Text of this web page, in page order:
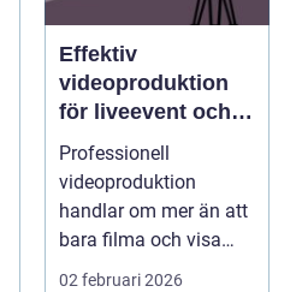
Effektiv
videoproduktion
för liveevent och
företag
Professionell
videoproduktion
handlar om mer än att
bara filma och visa
rörliga bilder. När
02 februari 2026